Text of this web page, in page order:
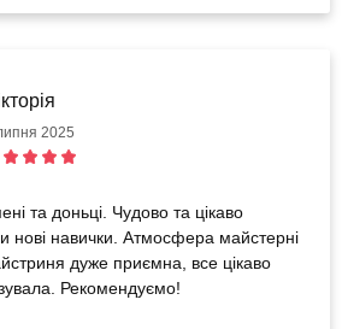
2025
та доньці. Чудово та цікаво
нові навички. Атмосфера майстерні
дуже приємна, все цікаво
розповідала та показувала. Рекомендуємо!